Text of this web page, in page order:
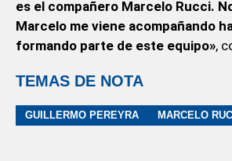
es el compañero Marcelo Rucci.
Marcelo me viene acompañando
formando parte de este equipo»,
TEMAS DE NOTA
GUILLERMO PEREYRA MARCELO